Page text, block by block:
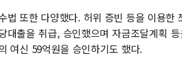
법 또한 다양했다. 허위 증빈 등을 이용한
대출을 취급, 승인했으며 자금조달계획
여신 59억원을 승인하기도 했다.